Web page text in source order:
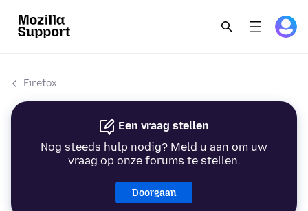
Firefox
Een vraag stellen
Nog steeds hulp nodig? Meld u aan om uw
vraag op onze forums te stellen.
Doorgaan